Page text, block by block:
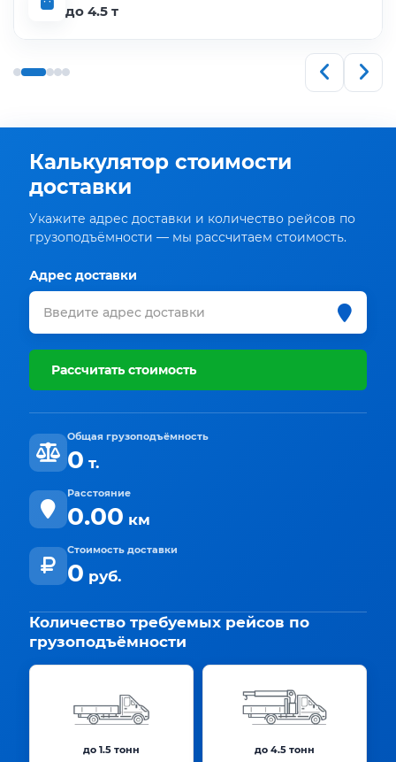
до 4.5 т
Калькулятор стоимости
доставки
Укажите адрес доставки и количество рейсов по
грузоподъёмности — мы рассчитаем стоимость.
Адрес доставки
Рассчитать стоимость
Общая грузоподъёмность
0 т.
Расстояние
0.00 км
Стоимость доставки
0 руб.
Количество требуемых рейсов по
грузоподъёмности
до 1.5 тонн до 4.5 тонн